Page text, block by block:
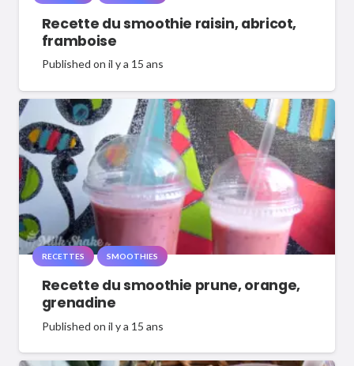
Recette du smoothie raisin, abricot,
framboise
Published on il y a 15 ans
RECETTES SMOOTHIES
Recette du smoothie prune, orange,
grenadine
Published on il y a 15 ans